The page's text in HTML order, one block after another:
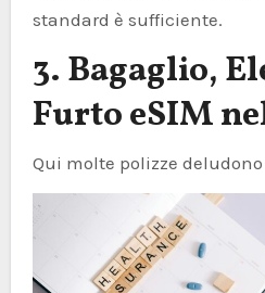
standard è sufficiente.
3. Bagaglio,
Furto eSIM
Qui molte polizze